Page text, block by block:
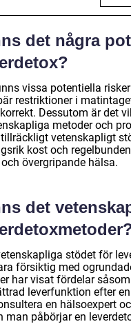
det några
vissa potentiella
restriktioner i
Dessutom är det
metoder och
vetenskapligt
kost och
övergripande hälsa.
det
stödet för
försiktig med
har visat fördelar
leverfunktion efter
en hälsoexpert
man påbörjar en